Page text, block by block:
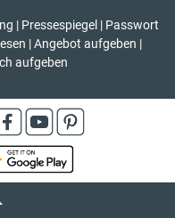
| Pressespiegel | Passwort
| Angebot aufgeben |
aufgeben